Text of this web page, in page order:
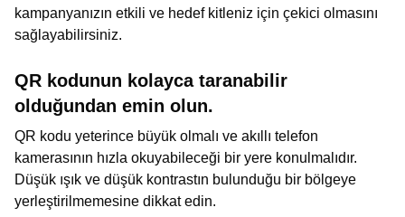
kampanyanızın etkili ve hedef kitleniz için çekici olmasını
sağlayabilirsiniz.
QR kodunun kolayca taranabilir
olduğundan emin olun.
QR kodu yeterince büyük olmalı ve akıllı telefon
kamerasının hızla okuyabileceği bir yere konulmalıdır.
Düşük ışık ve düşük kontrastın bulunduğu bir bölgeye
yerleştirilmemesine dikkat edin.